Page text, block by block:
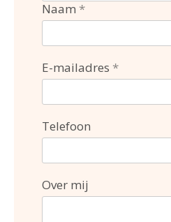
Naam
E-mailadres
Telefoon
Over mij